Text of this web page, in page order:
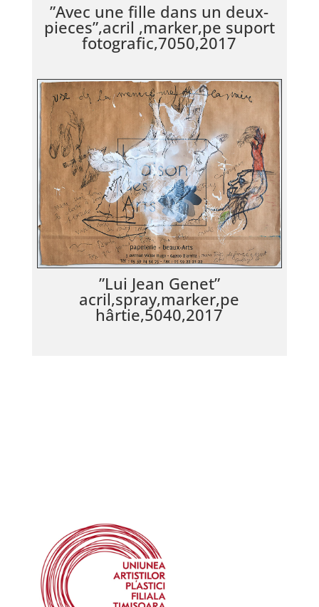
”Avec une fille dans un deux-
pieces”,acril ,marker,pe suport
fotografic,7050,2017
”Lui Jean Genet”
acril,spray,marker,pe
hârtie,5040,2017